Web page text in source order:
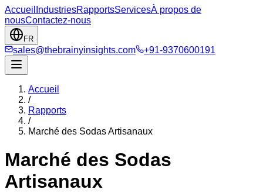
Accueil IndustriesRapportsServicesÀ propos de
nousContactez-nous
FR
sales@thebrainyinsights.com +91-9370600191
Accueil
/
Rapports
/
Marché des Sodas Artisanaux
Marché des Sodas
Artisanaux